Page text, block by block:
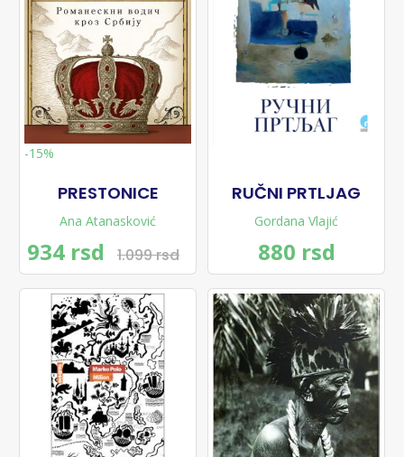
-15%
PRESTONICE
Ana Atanasković
934 rsd 1.099 rsd
RUČNI PRTLJAG
Gordana Vlajić
880 rsd